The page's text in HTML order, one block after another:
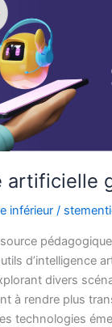
artificielle
inférieur /
d’intelligence
divers
à rendre plus
technologies